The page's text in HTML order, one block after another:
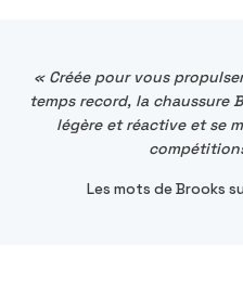
« Créée pour vous
temps record, la chaussure
légère et réactive et se
Les mots de Brooks